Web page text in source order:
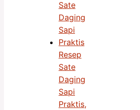
Resep
Sate
Daging
Sapi
Praktis,